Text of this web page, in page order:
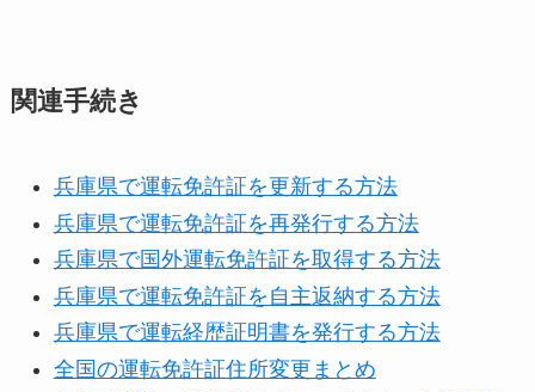
関連手続き
兵庫県で運転免許証を更新する方法
兵庫県で運転免許証を再発行する方法
兵庫県で国外運転免許証を取得する方法
兵庫県で運転免許証を自主返納する方法
兵庫県で運転経歴証明書を発行する方法
全国の運転免許証住所変更まとめ